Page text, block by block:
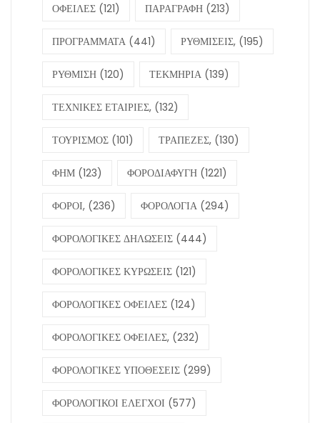
ΟΦΕΙΛΕΣ (121) ΠΑΡΑΓΡΑΦΗ (213)
ΠΡΟΓΡΑΜΜΑΤΑ (441) ΡΥΘΜΙΣΕΙΣ, (195)
ΡΥΘΜΙΣΗ (120) ΤΕΚΜΗΡΙΑ (139)
ΤΕΧΝΙΚΕΣ ΕΤΑΙΡΙΕΣ, (132)
ΤΟΥΡΙΣΜΟΣ (101) ΤΡΑΠΕΖΕΣ, (130)
ΦΗΜ (123) ΦΟΡΟΔΙΑΦΥΓΗ (1221)
ΦΟΡΟΙ, (236) ΦΟΡΟΛΟΓΙΑ (294)
ΦΟΡΟΛΟΓΙΚΕΣ ΔΗΛΩΣΕΙΣ (444)
ΦΟΡΟΛΟΓΙΚΕΣ ΚΥΡΩΣΕΙΣ (121)
ΦΟΡΟΛΟΓΙΚΕΣ ΟΦΕΙΛΕΣ (124)
ΦΟΡΟΛΟΓΙΚΕΣ ΟΦΕΙΛΕΣ, (232)
ΦΟΡΟΛΟΓΙΚΕΣ ΥΠΟΘΕΣΕΙΣ (299)
ΦΟΡΟΛΟΓΙΚΟΙ ΕΛΕΓΧΟΙ (577)